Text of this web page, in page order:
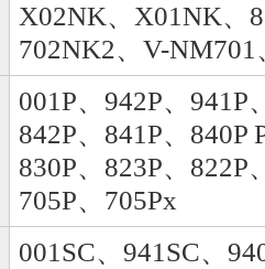
X02NK、X01NK、
702NK2、V-NM701
001P、942P、941P
842P、841P、840P
830P、823P、822P
705P、705Px
001SC、941SC、